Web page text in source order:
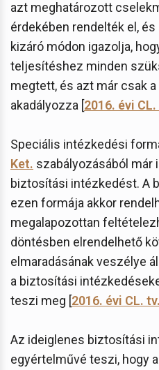
azt meghatározott
érdekében rendelték el,
kizáró módon igazolja,
teljesítéshez minden
megtett, és azt már csak
akadályozza [2016. évi CL.
Speciális intézkedési
Ket. szabályozásából már
biztosítási intézkedést. A
ezen formája akkor
megalapozottan
döntésben elrendelhető
elmaradásának veszélye
a biztosítási
teszi meg [2016. évi CL. tv.
Az ideiglenes biztosítási
egyértelművé teszi, hogy